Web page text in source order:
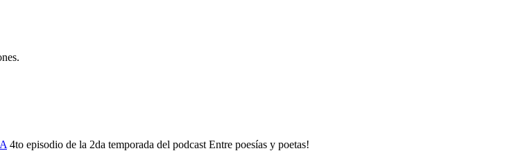
4to episodio de la 2da temporada del podcast Entre poesías y poetas!